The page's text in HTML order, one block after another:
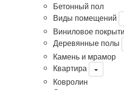
Бетонный пол
Виды помещений
Виниловое
Деревянные полы
Камень и мрамор
Квартира
Ковролин